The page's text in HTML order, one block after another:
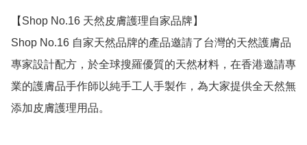
【Shop No.16 天然皮膚護理自家品牌】
Shop No.16 自家天然品牌的產品邀請了台灣的天然護膚品
專家設計配方，於全球搜羅優質的天然材料，在香港邀請專
業的護膚品手作師以純手工人手製作，為大家提供全天然無
添加皮膚護理用品。